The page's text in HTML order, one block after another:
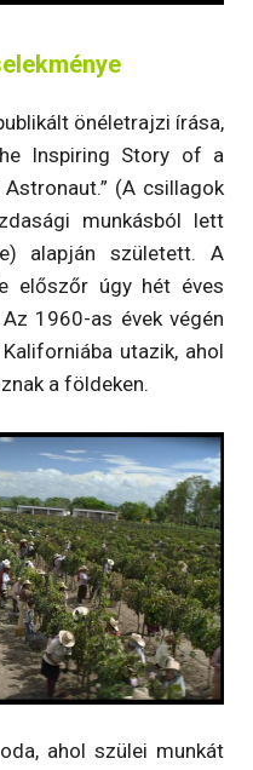
önéletrajzi írása,
Inspiring Story of a
(A csillagok
munkásból lett
alapján született. A
előszőr úgy hét éves
1960-as évek végén
utazik, ahol
a földeken.
ahol szülei munkát